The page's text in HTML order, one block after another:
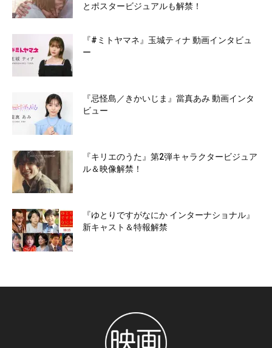
とポスタービジュアルも解禁！
『#ミトヤマネ』玉城ティナ 動画インタビュ
ー
『忌怪島／きかいじま』當真あみ 動画インタ
ビュー
『キリエのうた』第2弾キャラクタービジュア
ル＆映像解禁！
『ゆとりですがなにか インターナショナル』
新キャスト＆特報解禁